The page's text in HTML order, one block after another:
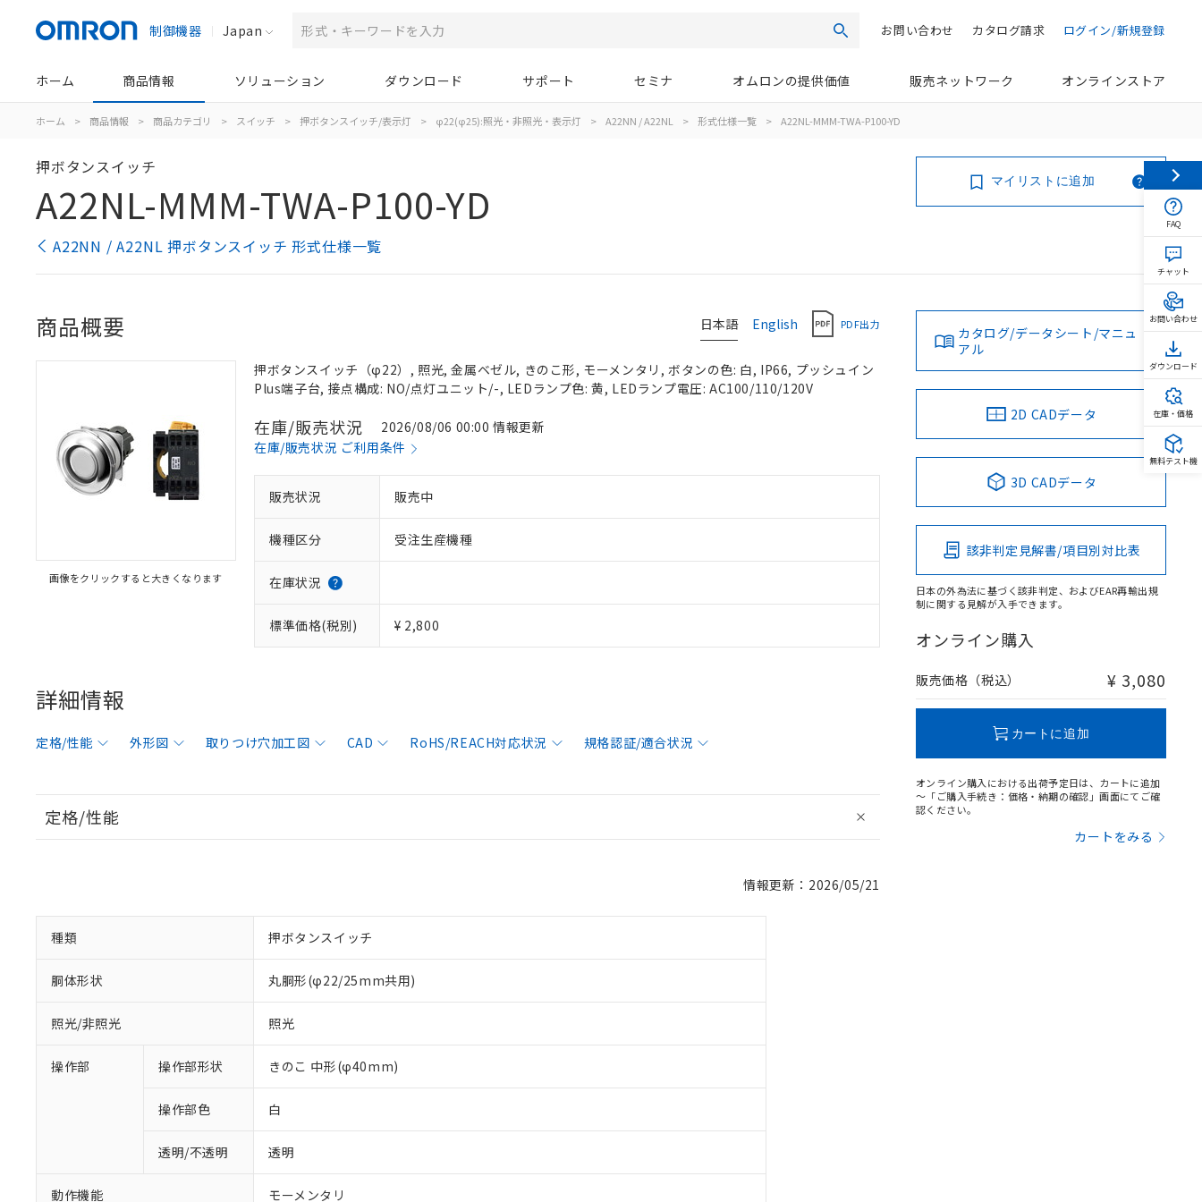
制御機器 Japan 検索 ログイン/新規登録
カタログ請求
お問い合わせ
ホーム 商品情報 ソリューション ダウンロード サポート セミナ オムロンの提供価値 販売ネットワーク オンラインストア
ホーム > 商品情報 > 商品カテゴリ > スイッチ > 押ボタンスイッチ/表示灯 > φ22(φ25):照光・非照光・表示灯 > A22NN / A22NL > 形式仕様一覧 > A22NL-MMM-TWA-P100-YD
押ボタンスイッチ
A22NL-MMM-TWA-P100-YD
A22NN / A22NL 押ボタンスイッチ 形式仕様一覧
マイリストに追加
日本語 English PDF出力
商品概要
画像をクリックすると大きくなります
押ボタンスイッチ（φ22）, 照光, 金属ベゼル, きのこ形, モーメンタリ, ボタンの色: 白, IP66, プッシュイン
Plus端子台, 接点構成: NO/点灯ユニット/-, LEDランプ色: 黄, LEDランプ電圧: AC100/110/120V
在庫/販売状況
2026/08/06 00:00 情報更新
在庫/販売状況 ご利用条件
販売状況 販売中
機種区分 受注生産機種
在庫状況
標準価格(税別) ¥ 2,800
詳細情報
定格/性能 外形図 取りつけ穴加工図 CAD RoHS/REACH対応状況 規格認証/適合状況
定格/性能
情報更新：2026/05/21
種類 押ボタンスイッチ
胴体形状 丸胴形(φ22/25mm共用)
照光/非照光 照光
操作部 操作部形状 きのこ 中形(φ40mm)
操作部色 白
透明/不透明 透明
動作機能 モーメンタリ
カタログ/データシート/マニュ
アル
2D CADデータ
3D CADデータ
該非判定見解書/項目別対比表
日本の外為法に基づく該非判定、およびEAR再輸出規
制に関する見解が入手できます。
オンライン購入
販売価格（税込） ¥ 3,080
カートに追加
オンライン購入における出荷予定日は、カートに追加
～「ご購入手続き：価格・納期の確認」画面にてご確
認ください。
カートをみる
FAQ
チャット
お問い合わせ
ダウンロード
在庫・価格
無料テスト機